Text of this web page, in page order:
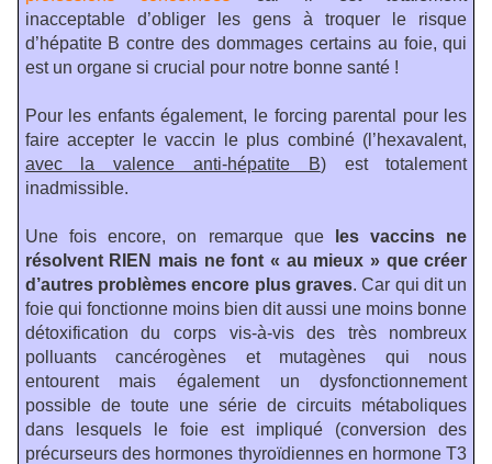
inacceptable d’obliger les gens à troquer le risque
d’hépatite B contre des dommages certains au foie, qui
est un organe si crucial pour notre bonne santé !
Pour les enfants également, le forcing parental pour les
faire accepter le vaccin le plus combiné (l’hexavalent,
avec la valence anti-hépatite B) est totalement
inadmissible.
Une fois encore, on remarque que
les vaccins ne
résolvent RIEN mais ne font « au mieux » que créer
d’autres problèmes encore plus graves. Car qui dit un
foie qui fonctionne moins bien dit aussi une moins bonne
détoxification du corps vis-à-vis des très nombreux
polluants cancérogènes et mutagènes qui nous
entourent mais également un dysfonctionnement
possible de toute une série de circuits métaboliques
dans lesquels le foie est impliqué (conversion des
précurseurs des hormones thyroïdiennes en hormone T3